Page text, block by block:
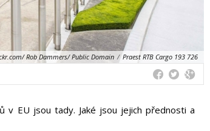
Rob Dammers/ Public Domain / Praest RTB Cargo 193 726
v EU jsou tady. Jaké jsou jejich přednosti a